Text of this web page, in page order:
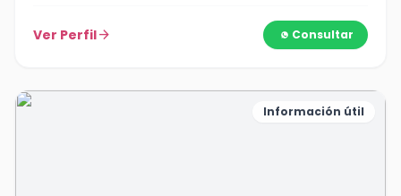
Ver Perfilarrow_forward Consultar
Información útil